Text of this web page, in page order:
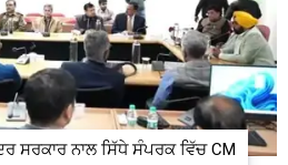
ਸਰਕਾਰ ਨਾਲ ਸਿੱਧੇ ਸੰਪਰਕ ਵਿੱਚ CM